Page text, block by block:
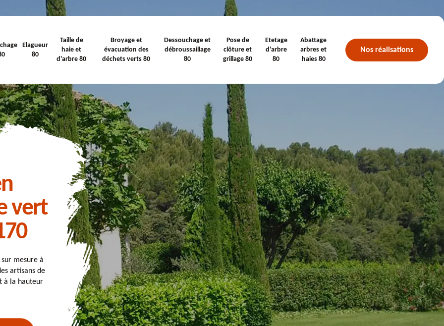
Elagueur
80
Taille de
haie et
d'arbre 80
Broyage et
évacuation des
déchets verts 80
Dessouchage et
débroussaillage
80
Pose de
clôture et
grillage 80
Etetage
d'arbre
80
Abattage
arbres et
haies 80
Nos réalisations
vert
mesure à
artisans de
à la hauteur